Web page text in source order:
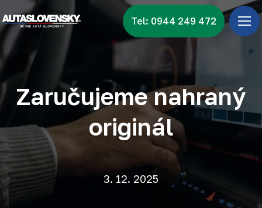
Tel: 0944 249 472
Zaručujeme nahraný
originál
3. 12. 2025